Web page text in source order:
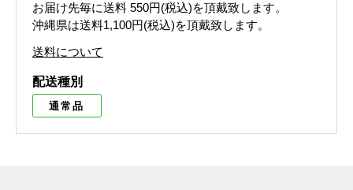
お届け先毎に送料 550円(税込)を頂戴致します。
沖縄県は送料1,100円(税込)を頂戴致します。
送料について
配送種別
通常品